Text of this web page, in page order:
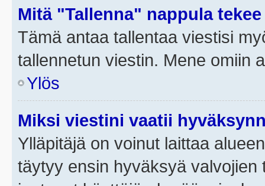
Mitä "Tallenna" nappula
Tämä antaa tallentaa viestisi
tallennetun viestin. Mene omiin
Ylös
Miksi viestini vaatii
Ylläpitäjä on voinut laittaa
täytyy ensin hyväksyä